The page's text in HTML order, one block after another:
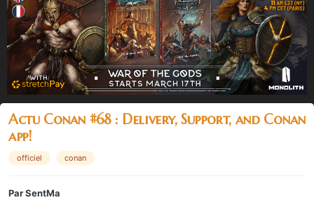
Actu Conan #68 : Delivery, Support, and Conan
app!
officiel conan
ParSentMa